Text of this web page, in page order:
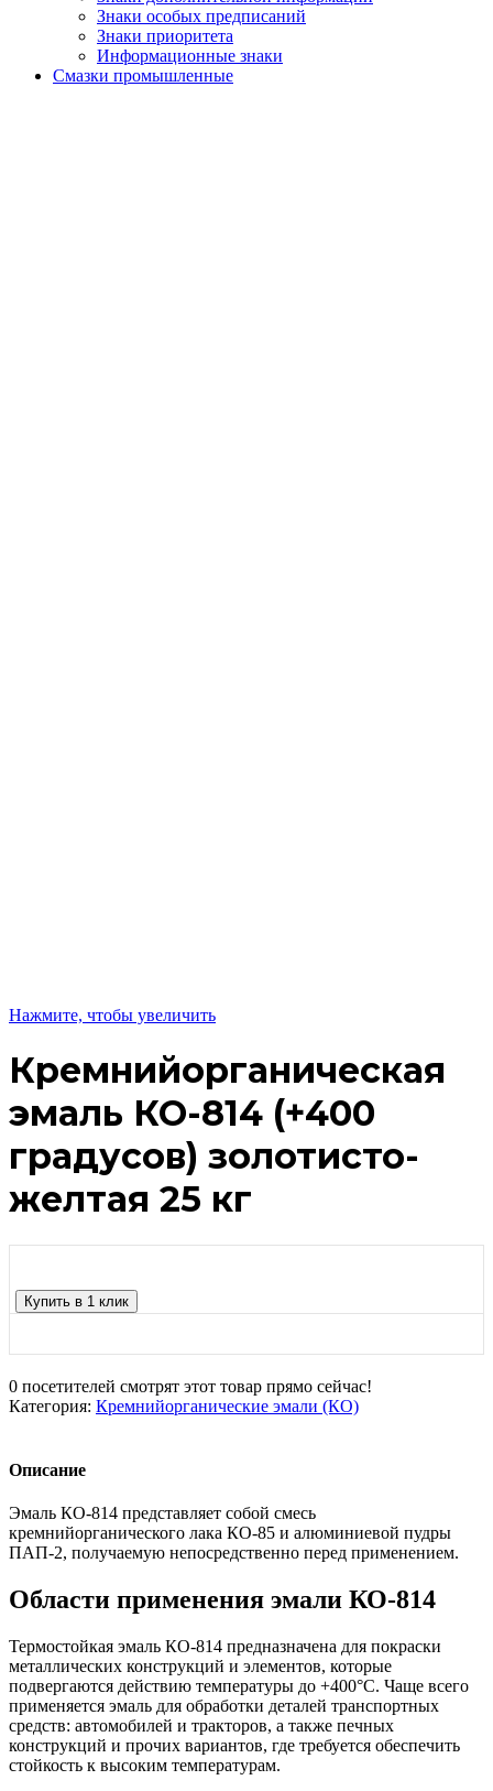
Знаки особых предписаний
Знаки приоритета
Информационные знаки
Смазки промышленные
Нажмите, чтобы увеличить
Кремнийорганическая
эмаль КО-814 (+400
градусов) золотисто-
желтая 25 кг
Купить в 1 клик
0 посетителей смотрят этот товар прямо сейчас!
Категория: Кремнийорганические эмали (КО)
Описание
Эмаль КО-814 представляет собой смесь
кремнийорганического лака КО-85 и алюминиевой пудры
ПАП-2, получаемую непосредственно перед применением.
Области применения эмали КО-814
Термостойкая эмаль КО-814 предназначена для покраски
металлических конструкций и элементов, которые
подвергаются действию температуры до +400°C. Чаще всего
применяется эмаль для обработки деталей транспортных
средств: автомобилей и тракторов, а также печных
конструкций и прочих вариантов, где требуется обеспечить
стойкость к высоким температурам.